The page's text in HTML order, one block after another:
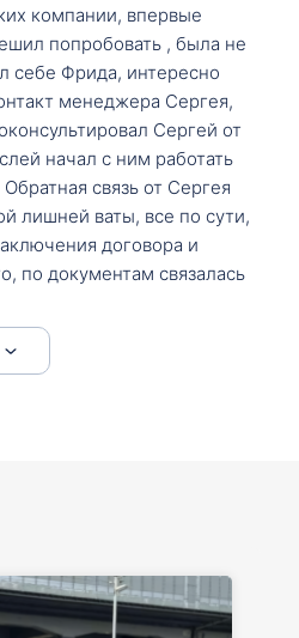
компании, впервые
попробовать , была не
себе Фрида, интересно
менеджера Сергея,
Сергей от
начал с ним работать
связь от Сергея
лишней ваты, все по сути,
договора и
по документам связалась
образцы и т.д. После
встретили Сергей с